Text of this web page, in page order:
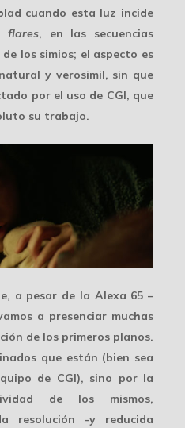
cuando esta luz incide
flares, en las secuencias
los simios; el aspecto es
y verosimil, sin que
por el uso de CGI, que
su trabajo.
a pesar de la Alexa 65 –
a presenciar muchas
de los primeros planos.
que están (bien sea
de CGI), sino por la
de los mismos,
resolución -y reducida